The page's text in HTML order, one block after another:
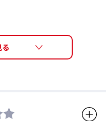
ボネート、鼻ベルト : エラ
マー、ベルト : エラストマ